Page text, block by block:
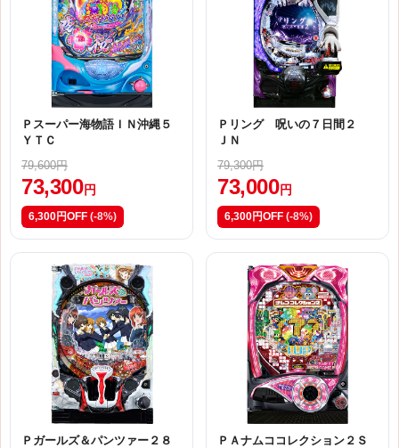
Ｐスーパー海物語ＩＮ沖縄５
ＹＴＣ
79,600円
73,300円
6,300円OFF (-8%)
Ｐリング 呪いの７日間２
ＪＮ
79,300円
73,000円
6,300円OFF (-8%)
Ｐガールズ＆パンツァー２８
ＰＡナムココレクション２Ｓ